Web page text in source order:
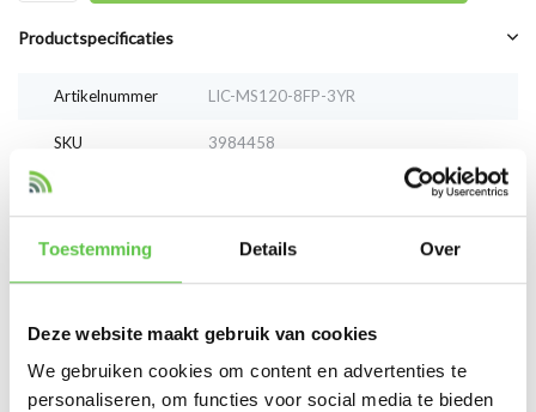
Toestemming Details Over
Deze website maakt gebruik van cookies
We gebruiken cookies om content en advertenties te
personaliseren, om functies voor social media te bieden
Productspecificaties
Artikelnummer LIC-MS120-8FP-3YR
SKU 3984458
Vergelijk Delen
Reviews
Based on 0 reviews